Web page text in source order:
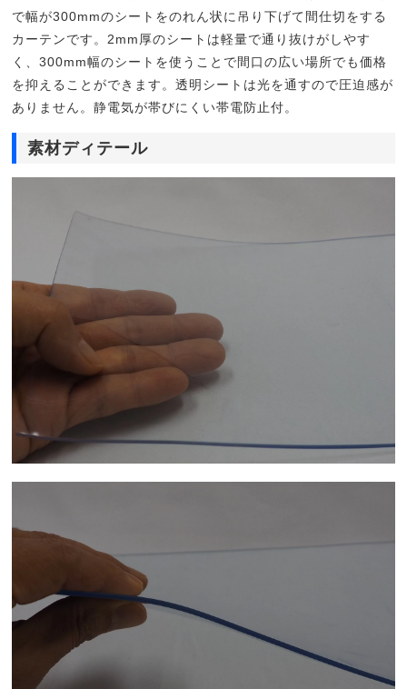
で幅が300mmのシートをのれん状に吊り下げて間仕切をする
カーテンです。2mm厚のシートは軽量で通り抜けがしやす
く、300mm幅のシートを使うことで間口の広い場所でも価格
を抑えることができます。透明シートは光を通すので圧迫感が
ありません。静電気が帯びにくい帯電防止付。
素材ディテール